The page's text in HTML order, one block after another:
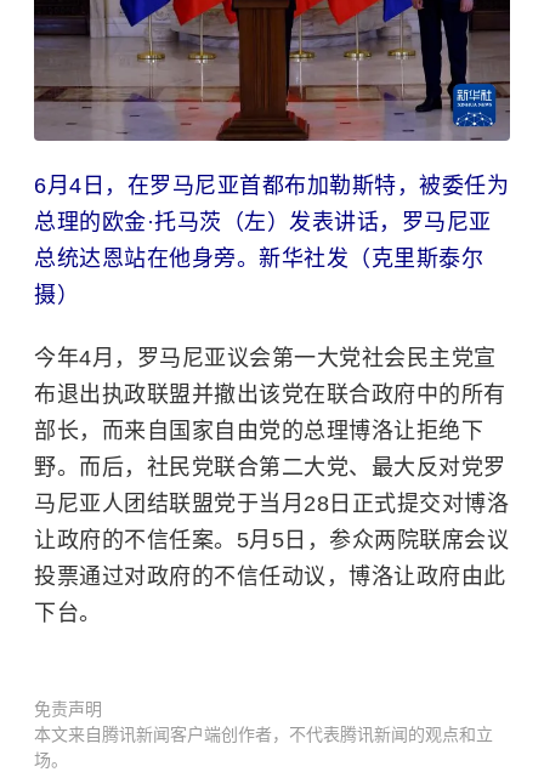
6月4日，在罗马尼亚首都布加勒斯特，被委任为
总理的欧金·托马茨（左）发表讲话，罗马尼亚
总统达恩站在他身旁。新华社发（克里斯泰尔
摄）
今年4月，罗马尼亚议会第一大党社会民主党宣
布退出执政联盟并撤出该党在联合政府中的所有
部长，而来自国家自由党的总理博洛让拒绝下
野。而后，社民党联合第二大党、最大反对党罗
马尼亚人团结联盟党于当月28日正式提交对博洛
让政府的不信任案。5月5日，参众两院联席会议
投票通过对政府的不信任动议，博洛让政府由此
下台。
免责声明
本文来自腾讯新闻客户端创作者，不代表腾讯新闻的观点和立
场。